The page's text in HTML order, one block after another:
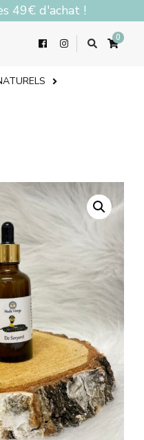
49€ d'achat !
0